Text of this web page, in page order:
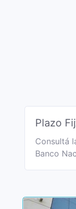
Plazo
Consultá
Banco